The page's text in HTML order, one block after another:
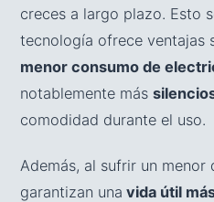
creces a largo plazo. Esto
tecnología ofrece ventajas
menor consumo de
notablemente más
comodidad durante el uso.
Además, al sufrir un menor
garantizan una vida útil